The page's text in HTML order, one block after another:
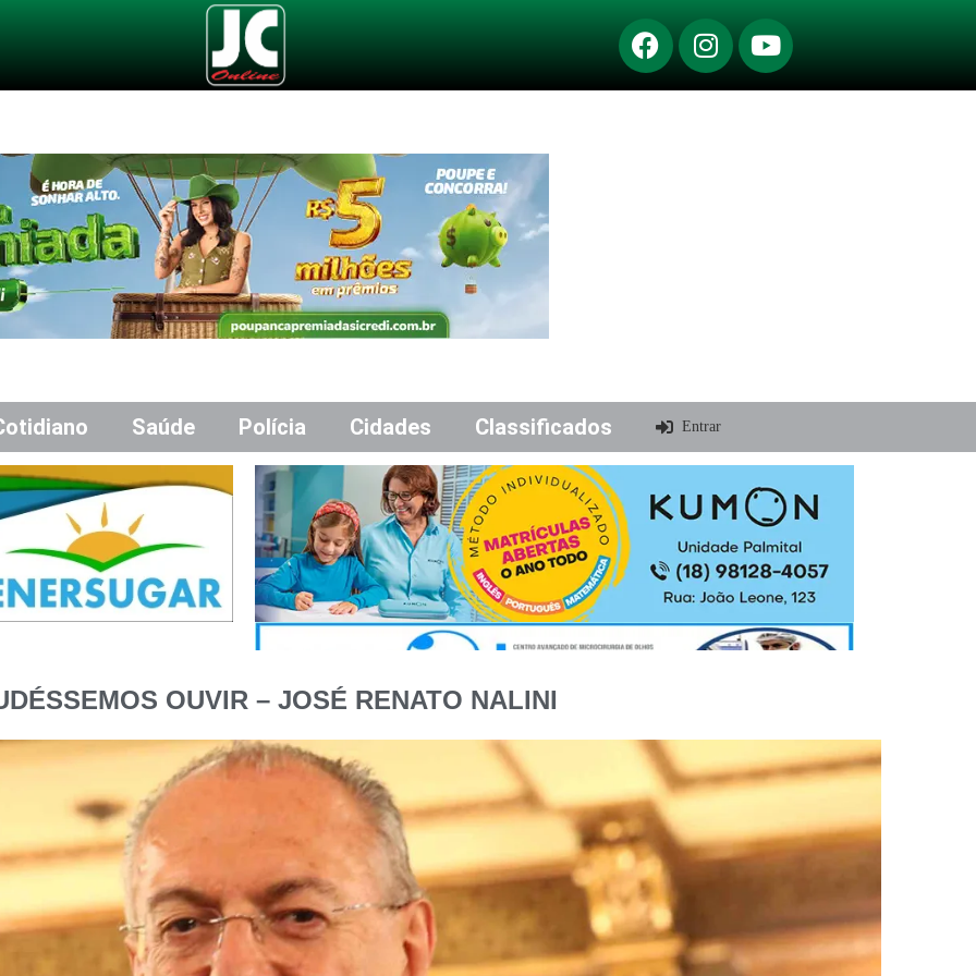
Saúde Polícia Cidades Classificados Entrar
OUVIR – JOSÉ RENATO NALINI